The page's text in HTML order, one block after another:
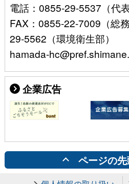
電話：0855-29-5537（代表
FAX：0855-22-7009（総
29-5562（環境衛生部）
hamada-
企業広告
ページの